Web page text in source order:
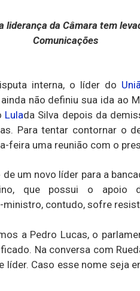
liderança da Câmara tem
Comunicações
interna, o líder do
não definiu sua ida ao
Lulada Silva depois da
Para tentar contornar o
feira uma reunião com o
um novo líder para a
que possui o apoio
ministro, contudo, sofre
a Pedro Lucas, o
Na conversa com
Caso esse nome seja